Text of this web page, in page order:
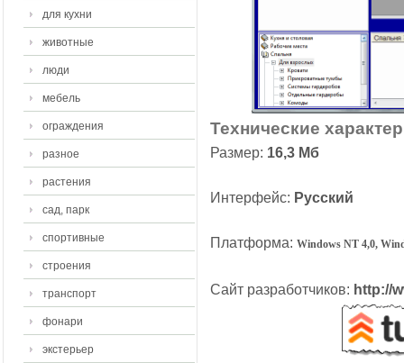
для кухни
животные
люди
мебель
ограждения
разное
растения
сад, парк
спортивные
строения
транспорт
фонари
экстерьер
Технические
Размер: 16,3 Мб
Интерфейс: Русский
Платформа: Windows NT 4,0,
Сайт разработчиков: http://